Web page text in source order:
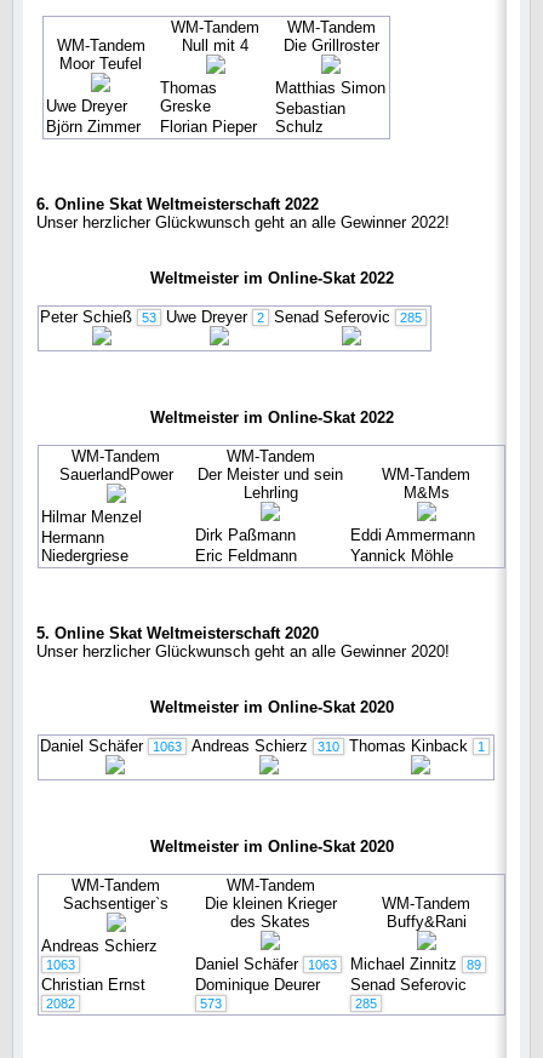
WM-Tandem
Moor Teufel
Uwe Dreyer
Björn Zimmer
WM-Tandem
Null mit 4
Thomas
Greske
Florian Pieper
WM-Tandem
Die Grillroster
Matthias Simon
Sebastian
Schulz
6. Online Skat Weltmeisterschaft 2022
Unser herzlicher Glückwunsch geht an alle Gewinner 2022!
Weltmeister im Online-Skat 2022
Peter Schieß 53 Uwe Dreyer 2 Senad Seferovic 285
Weltmeister im Online-Skat 2022
WM-Tandem
SauerlandPower
Hilmar Menzel
Hermann
Niedergriese
WM-Tandem
Der Meister und sein
Lehrling
Dirk Paßmann
Eric Feldmann
WM-Tandem
M&Ms
Eddi Ammermann
Yannick Möhle
5. Online Skat Weltmeisterschaft 2020
Unser herzlicher Glückwunsch geht an alle Gewinner 2020!
Weltmeister im Online-Skat 2020
Daniel Schäfer 1063 Andreas Schierz 310 Thomas Kinback 1
Weltmeister im Online-Skat 2020
WM-Tandem
Sachsentiger`s
Andreas Schierz
1063
Christian Ernst
2082
WM-Tandem
Die kleinen Krieger
des Skates
Daniel Schäfer 1063
Dominique Deurer
573
WM-Tandem
Buffy&Rani
Michael Zinnitz 89
Senad Seferovic
285